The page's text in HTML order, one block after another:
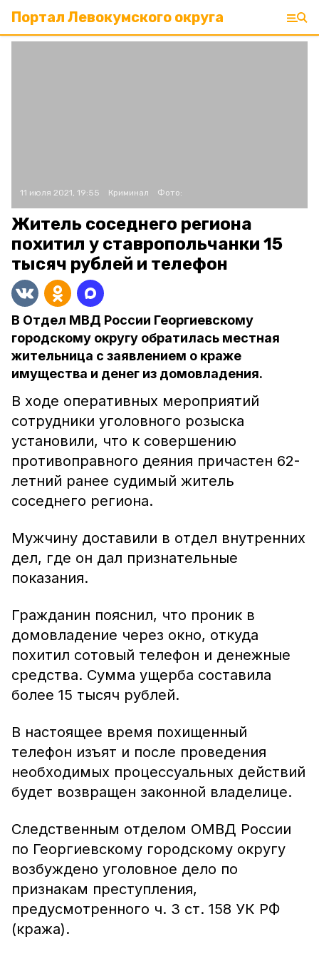
Портал Левокумского округа
11 июля 2021, 19:55 Криминал Фото:
Житель соседнего региона
похитил у ставропольчанки 15
тысяч рублей и телефон
В Отдел МВД России Георгиевскому
городскому округу обратилась местная
жительница с заявлением о краже
имущества и денег из домовладения.
В ходе оперативных мероприятий
сотрудники уголовного розыска
установили, что к совершению
противоправного деяния причастен 62-
летний ранее судимый житель
соседнего региона.
Мужчину доставили в отдел внутренних
дел, где он дал признательные
показания.
Гражданин пояснил, что проник в
домовладение через окно, откуда
похитил сотовый телефон и денежные
средства. Сумма ущерба составила
более 15 тысяч рублей.
В настоящее время похищенный
телефон изъят и после проведения
необходимых процессуальных действий
будет возвращен законной владелице.
Следственным отделом ОМВД России
по Георгиевскому городскому округу
возбуждено уголовное дело по
признакам преступления,
предусмотренного ч. 3 ст. 158 УК РФ
(кража).